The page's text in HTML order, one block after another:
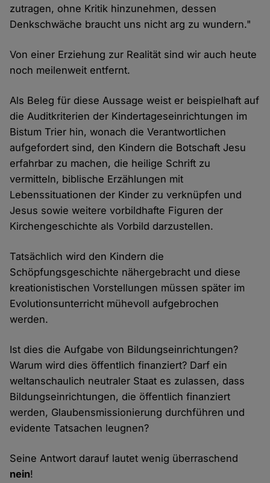
zutragen, ohne Kritik hinzunehmen, dessen
Denkschwäche braucht uns nicht arg zu wundern."
Von einer Erziehung zur Realität sind wir auch heute
noch meilenweit entfernt.
Als Beleg für diese Aussage weist er beispielhaft auf
die Auditkriterien der Kindertageseinrichtungen im
Bistum Trier hin, wonach die Verantwortlichen
aufgefordert sind, den Kindern die Botschaft Jesu
erfahrbar zu machen, die heilige Schrift zu
vermitteln, biblische Erzählungen mit
Lebenssituationen der Kinder zu verknüpfen und
Jesus sowie weitere vorbildhafte Figuren der
Kirchengeschichte als Vorbild darzustellen.
Tatsächlich wird den Kindern die
Schöpfungsgeschichte nähergebracht und diese
kreationistischen Vorstellungen müssen später im
Evolutionsunterricht mühevoll aufgebrochen
werden.
Ist dies die Aufgabe von Bildungseinrichtungen?
Warum wird dies öffentlich finanziert? Darf ein
weltanschaulich neutraler Staat es zulassen, dass
Bildungseinrichtungen, die öffentlich finanziert
werden, Glaubensmissionierung durchführen und
evidente Tatsachen leugnen?
Seine Antwort darauf lautet wenig überraschend
nein!